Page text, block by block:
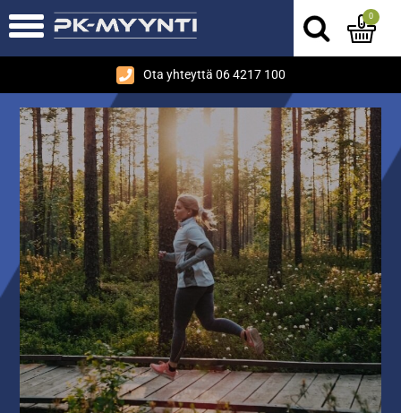
Ota yhteyttä 06 4217 100
0